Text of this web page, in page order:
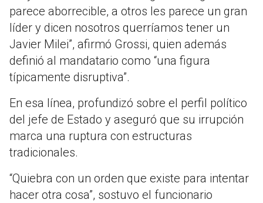
parece aborrecible, a otros les parece un gran
líder y dicen nosotros querríamos tener un
Javier Milei”, afirmó Grossi, quien además
definió al mandatario como “una figura
típicamente disruptiva”.
En esa línea, profundizó sobre el perfil político
del jefe de Estado y aseguró que su irrupción
marca una ruptura con estructuras
tradicionales.
“Quiebra con un orden que existe para intentar
hacer otra cosa”, sostuvo el funcionario